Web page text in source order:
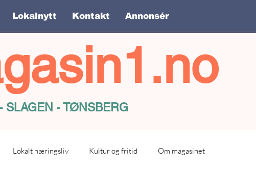
Lokalnytt Kontakt Annonsér
SLAGEN - TØNSBERG
Lokalt næringsliv Kultur og fritid Om magasinet